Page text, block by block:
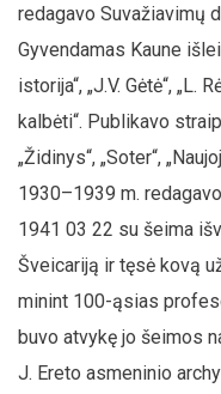
redagavo Suvažiavimų
Gyvendamas Kaune
istorija“, „J.V. Gėtė“, „L.
kalbėti“. Publikavo
„Židinys“, „Soter“,
1930–1939 m.
1941 03 22 su šeima
Šveicariją ir tęsė kovą
minint 100-ąsias
buvo atvykę jo šeimos
J. Ereto asmeninio